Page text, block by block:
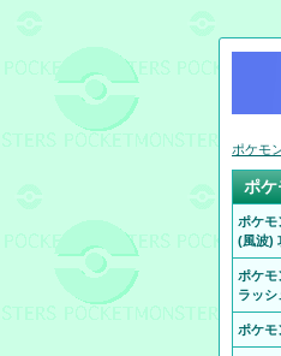
ポケモ
ポケ
ポケモ
(風波)
ポケ
ラッシ
ポケ